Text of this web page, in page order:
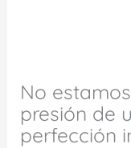
No
presión de
perfección